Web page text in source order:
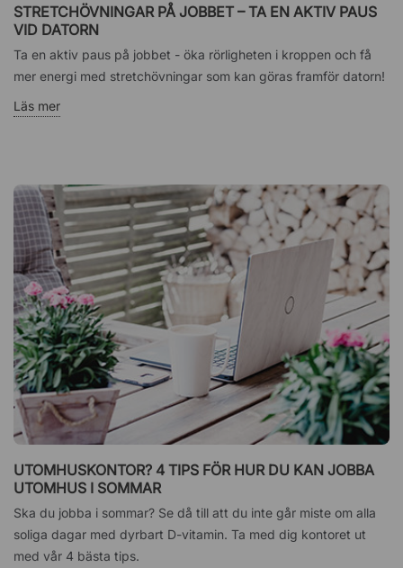
STRETCHÖVNINGAR PÅ JOBBET – TA EN AKTIV PAUS
VID DATORN
Ta en aktiv paus på jobbet - öka rörligheten i kroppen och få
mer energi med stretchövningar som kan göras framför datorn!
Läs mer
UTOMHUSKONTOR? 4 TIPS FÖR HUR DU KAN JOBBA
UTOMHUS I SOMMAR
Ska du jobba i sommar? Se då till att du inte går miste om alla
soliga dagar med dyrbart D-vitamin. Ta med dig kontoret ut
med vår 4 bästa tips.